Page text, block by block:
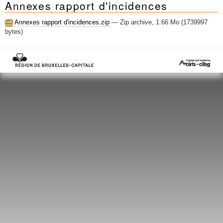
Mots-clés
Renseignements urbanistiques
Annexes rapport d'incidences
Annexes rapport d'incidences.zip — Zip archive, 1.66 Mo (1739997
bytes)